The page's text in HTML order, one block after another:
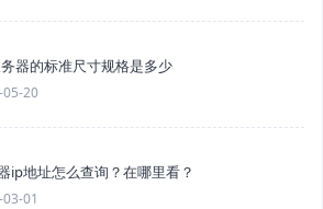
器的标准尺寸规格是多少
20
ip地址怎么查询？在哪里看？
01